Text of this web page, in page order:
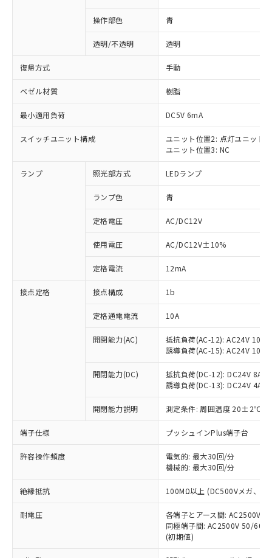
操作部色 青
透明/不透明 透明
復帰方式 手動
ベゼル材質 樹脂
最小適用負荷 DC5V 6mA
スイッチユニット構成
ユニット位置2: 点灯ユニット
ユニット位置3: NC
ランプ 照光部方式 LEDランプ
ランプ色 青
定格電圧 AC/DC12V
使用電圧 AC/DC12V±10%
定格電流 12mA
接点定格 接点構成 1b
定格通電電流 10A
開閉能力(AC)
抵抗負荷(AC-12): AC24V 10A/
誘導負荷(AC-15): AC24V
開閉能力(DC)
抵抗負荷(DC-12): DC24V 8A/
誘導負荷(DC-13): DC24V 4A/
開閉能力説明 測定条件: 周囲温度 20±2℃、
端子仕様 プッシュインPlus端子台
許容操作頻度
電気的: 最大30回/分
機械的: 最大30回/分
絶縁抵抗 100MΩ以上 (DC500Vメガ、点
耐電圧
各端子とアース間: AC2500V
同極端子間: AC2500V 50/
(初期値)
ご利用条件
以下の条件をお読みいただき、同意のうえ
ご利用ください。
本サービスは、当社制御機器事業取扱
商品の当社在庫状況および標準価格
(税抜)を提供させていただくもので
当社制御機器事業取扱商品の中には、
本サービスの対象外となる商品もある
ことをご了承ください。
在庫状況および標準価格照会結果は、
記載している更新日時点での社内デー
タに基づき作成されるものであり、閲
覧された時点での実際の在庫および標
準価格とは異なる場合があることをご
※1 対応状況
対応済み：EU RoHS指令（10物質）の
非含有に対応した製品が提供可能な商品で
対応予定：EU RoHS指令（10物質）の非含
有に対応した製品に切り替える予定のある
対応予定なし：EU RoHS指令（10物質）の
非含有に非対応の商品で、対応品を出す予
定はありません。
調査・確認中：EU RoHS指令（10物質）の
非含有の対応状況を調査中または確認中の
非該当品：ライセンス料など無形物で、有
害物質有無と関係のない商品です。
仕入先様の事情により、非含有部品として
いたものが、含有品と判明した場合などや
むを得ず変更することがあります。
鉛(Pb) 1000ppm以下、 水銀(Hg) 1000ppm以下、 カド
六価クロム(Cr(Ⅵ)) 1000ppm以下、ポリ臭化ビフェニル
類(PBB) 1000ppm以下、ポリ臭化ジフェニルエーテル類
(PBDE) 1000ppm以下、フタル酸ビス(2-エチルヘキシ
※1 中国RoHS○×表
「○」：最大均質材料含有率が中国RoHSの
基準値以下であることを示します。
「×」：最大均質材料含有率が中国RoHSの
基準値を超えていることを示します。
「－」：未確認です。当社販売部門へお問
い合わせください。
*中国RoHS10物質の基準値 (GB/T26572)：
Pb(鉛) :1000ppm、 Hg(水銀) : 1000ppm、 Cd(カドミウ
Cr(Ⅵ)(六価クロム) : 1000ppm、 PBBs(ポリ臭化ビフェ
当社は、これら貴社製品のうち、外国
為替および外国貿易法に定める商品
（以下｢規制貨物等」という）を輸出
国政府の輸出許可(または役務取引許
可)を取得するなどの必要な手続きを